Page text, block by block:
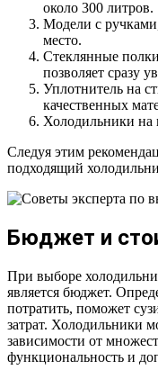
около 300 литров.
Модели с
место.
Стеклянные
позволяет сразу
Уплотнитель на
качественных
Холодильники на
Следуя этим
подходящий
Бюджет и
При выборе
является бюджет.
потратить, поможет
затрат. Холодильники
зависимости от
функциональность и